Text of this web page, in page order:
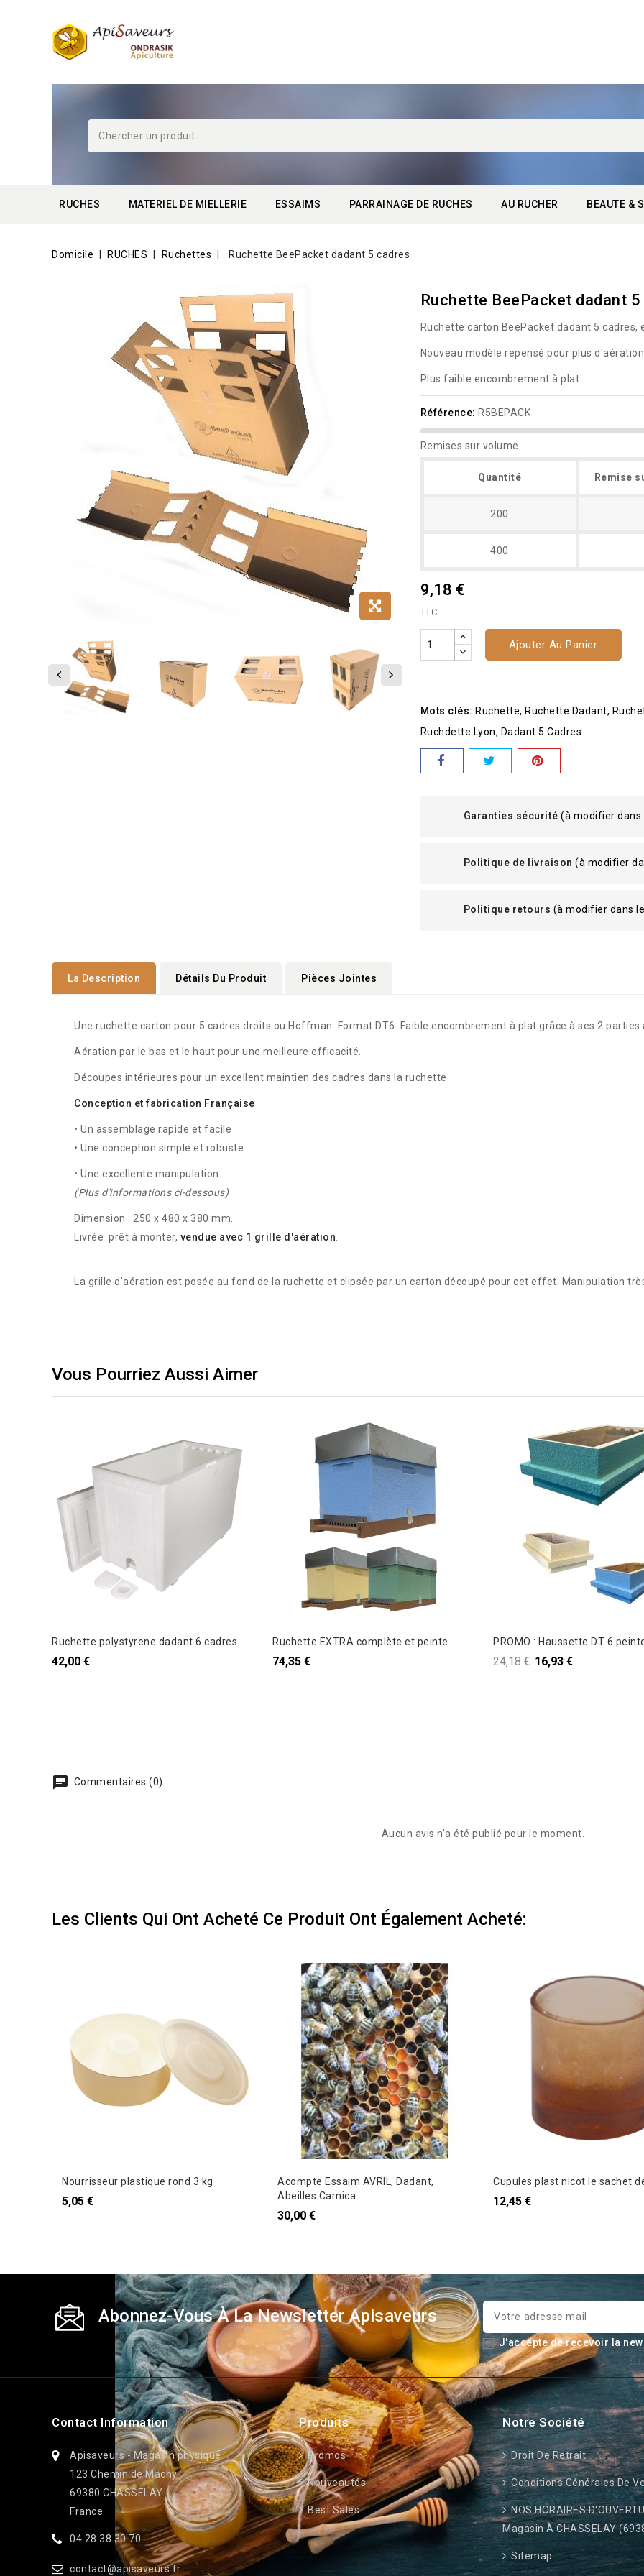
RUCHES MATERIEL DE MIELLERIE ESSAIMS PARRAINAGE DE RUCHES AU RUCHER BEAUTE &
Domicile RUCHES Ruchettes Ruchette BeePacket dadant 5 cadres
Ruchette BeePacket dadant
Ruchette carton BeePacket dadant 5
Nouveau modèle repensé pour plus
Plus faible encombrement à plat.
Référence: R5BEPACK
Remises sur volume
Quantité Remise
200
400
9,18 €
TTC
Ajouter Au Panier
Mots clés: Ruchette Ruchette Dadant
Ruchdette Lyon
Dadant 5 Cadres
Garanties sécurité (à modifier dans
Politique de livraison (à modifier
Politique retours (à modifier dans
La Description Détails Du Produit Pièces Jointes
Une ruchette carton pour 5 cadres droits ou Hoffman. Format DT6. Faible encombrement à plat grâce à ses 2 parties
Aération par le bas et le haut pour une meilleure efficacité.
Découpes intérieures pour un excellent maintien des cadres dans la ruchette
Conception et fabrication Française
• Un assemblage rapide et facile
• Une conception simple et robuste
• Une excellente manipulation...
(Plus d'informations ci-dessous)
Dimension : 250 x 480 x 380 mm.
Livrée prêt à monter, vendue avec 1 grille d'aération
La grille d'aération est posée au fond de la ruchette et clipsée par un carton découpé pour cet effet. Manipulation
Vous Pourriez Aussi Aimer
Ruchette polystyrene dadant 6 cadres
42,00 €
Ruchette EXTRA complète et peinte
74,35 €
PROMO : Haussette DT 6
24,18 € 16,93 €
Commentaires (0)
Aucun avis n'a été publié pour le moment.
Les Clients Qui Ont Acheté Ce Produit Ont Également Acheté:
Nourrisseur plastique rond 3 kg
5,05 €
Acompte Essaim AVRIL, Dadant,
Abeilles Carnica
30,00 €
Cupules plast nicot le sachet
12,45 €
Abonnez-Vous À La Newsletter Apisaveurs
J'accepte de recevoir la
Contact Information
Apisaveurs - Magasin physique
123 Chemin de Machy
69380 CHASSELAY
France
04 28 38 30 70
contact@apisaveurs.fr
Produits
Promos
Nouveautés
Best Sales
Notre Société
Droit De Retrait
Conditions Générales De
NOS HORAIRES
Magasin À CHASSELAY
Sitemap